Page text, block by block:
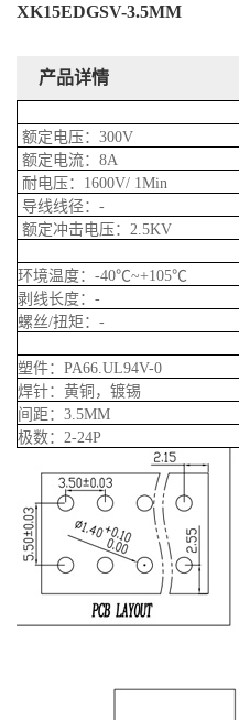
XK15EDGSV-3.5MM
产品详情
额定电压：300V
额定电流：8A
耐电压：1600V/ 1Min
导线线径：-
额定冲击电压：2.5KV
环境温度：-40℃~+105℃
剥线长度：-
螺丝/扭矩：-
塑件：PA66.UL94V-0
焊针：黄铜，镀锡
间距：3.5MM
极数：2-24P